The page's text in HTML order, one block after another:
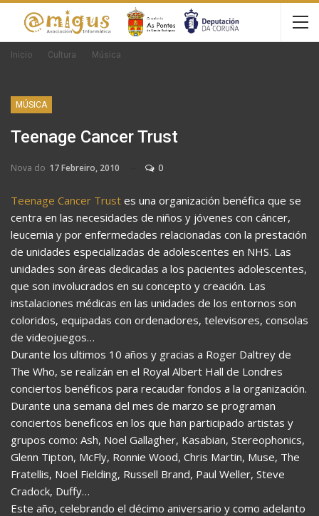
Inicio Cultura Música
MÚSICA
Teenage Cancer Trust
Nova do 17 Febreiro, 2010 0
Teenage Cancer Trust es una organización benéfica que se
centra en las necesidades de niños y jóvenes con cáncer,
leucemia y por enfermedades relacionadas con la prestación
de unidades especializadas de adolescentes en NHS. Las
unidades son áreas dedicadas a los pacientes adolescentes,
que son involucrados en su concepto y creación. Las
instalaciones médicas en las unidades de los entornos son
coloridos, equipadas con ordenadores, televisores, consolas
de videojuegos…
Durante los ultimos 10 años y gracias a Roger Daltrey de
The Who, se realizán en el Royal Albert Hall de Londres
conciertos benéficos para recaudar fondos a la organización.
Durante una semana del mes de marzo se programan
conciertos beneficos en los que han participado artistas y
grupos como: Ash, Noel Gallagher, Kasabian, Stereophonics,
Glenn Tipton, McFly, Ronnie Wood, Chris Martin, Muse, The
Fratellis, Noel Fielding, Russell Brand, Paul Weller, Steve
Cradock, Duffy…
Este año, celebrando el décimo aniversario y como adelanto